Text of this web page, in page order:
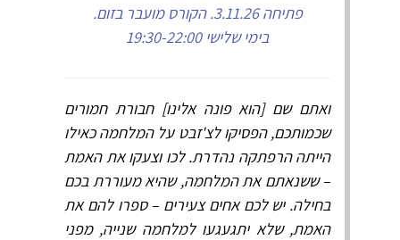
פתיחה 3.11.26. הקורס מועבר בזום.
בימי שלישי 19:30-22:00
ואתם שם [הוא פונה אלינו] חבורת חמורים
שכמותכם, הפסיקו לצ'זבט על המלחמה כאילו
הייתה הרפתקה נהדרת. לכו וצעקו את האמת
– ששנאתם את המלחמה, שהיא מעוררת בכם
בחילה. יש לכם אחים צעירים – ספרו להם את
האמת, שלא יתגעגעו למלחמה שנייה, מפני